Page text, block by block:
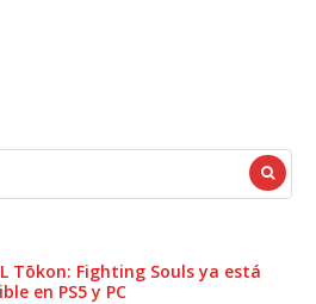
Tōkon: Fighting Souls ya está
en PS5 y PC